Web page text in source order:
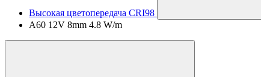
Высокая цветопередача CRI98
A60 12V 8mm 4.8 W/m